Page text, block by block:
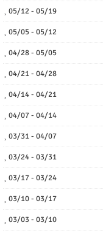
05/12 - 05/19
05/05 - 05/12
04/28 - 05/05
04/21 - 04/28
04/14 - 04/21
04/07 - 04/14
03/31 - 04/07
03/24 - 03/31
03/17 - 03/24
03/10 - 03/17
03/03 - 03/10